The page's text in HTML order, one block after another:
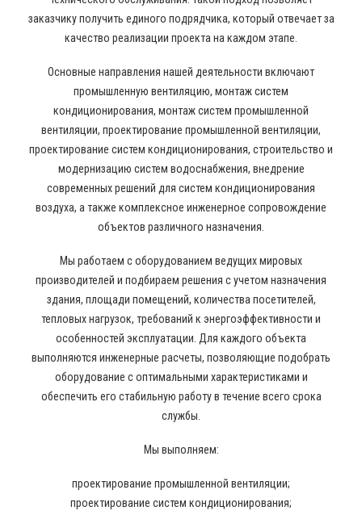
заказчику получить единого подрядчика, который отвечает за
качество реализации проекта на каждом этапе.
Основные направления нашей деятельности включают
промышленную вентиляцию, монтаж систем
кондиционирования, монтаж систем промышленной
вентиляции, проектирование промышленной вентиляции,
проектирование систем кондиционирования, строительство и
модернизацию систем водоснабжения, внедрение
современных решений для систем кондиционирования
воздуха, а также комплексное инженерное сопровождение
объектов различного назначения.
Мы работаем с оборудованием ведущих мировых
производителей и подбираем решения с учетом назначения
здания, площади помещений, количества посетителей,
тепловых нагрузок, требований к энергоэффективности и
особенностей эксплуатации. Для каждого объекта
выполняются инженерные расчеты, позволяющие подобрать
оборудование с оптимальными характеристиками и
обеспечить его стабильную работу в течение всего срока
службы.
Мы выполняем:
проектирование промышленной вентиляции;
проектирование систем кондиционирования;